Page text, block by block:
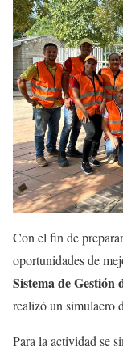
Con el fin de
oportunidades de
Sistema de
realizó un simulacro
Para la actividad se